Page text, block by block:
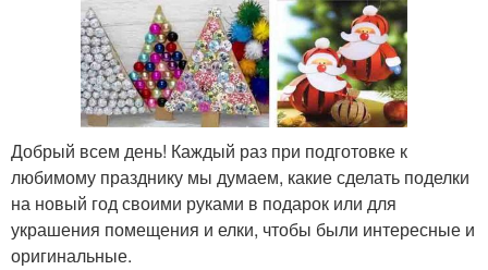
Добрый всем день! Каждый раз при подготовке к
любимому празднику мы думаем, какие сделать поделки
на новый год своими руками в подарок или для
украшения помещения и елки, чтобы были интересные и
оригинальные.